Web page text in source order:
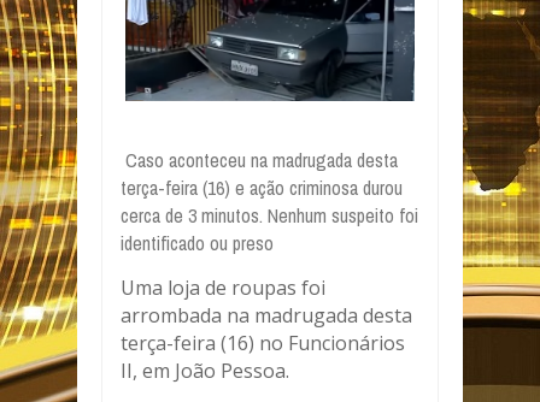
Caso aconteceu na madrugada desta
terça-feira (16) e ação criminosa durou
cerca de 3 minutos. Nenhum suspeito foi
identificado ou preso
Uma loja de roupas foi
arrombada na madrugada desta
terça-feira (16) no Funcionários
II, em João Pessoa.